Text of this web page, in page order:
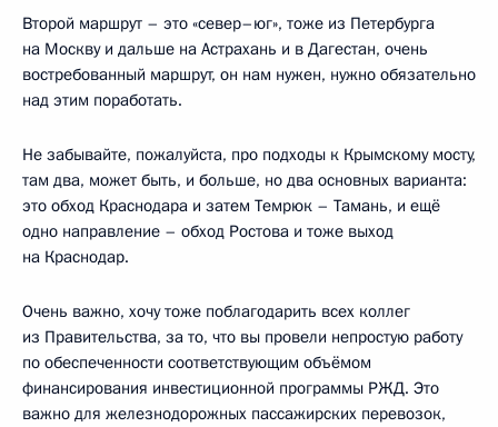
Второй маршрут – это «север–юг», тоже из Петербурга
на Москву и дальше на Астрахань и в Дагестан, очень
востребованный маршрут, он нам нужен, нужно обязательно
над этим поработать.
Не забывайте, пожалуйста, про подходы к Крымскому мосту,
там два, может быть, и больше, но два основных варианта:
это обход Краснодара и затем Темрюк – Тамань, и ещё
одно направление – обход Ростова и тоже выход
на Краснодар.
Очень важно, хочу тоже поблагодарить всех коллег
из Правительства, за то, что вы провели непростую работу
по обеспеченности соответствующим объёмом
финансирования инвестиционной программы РЖД. Это
важно для железнодорожных пассажирских перевозок,